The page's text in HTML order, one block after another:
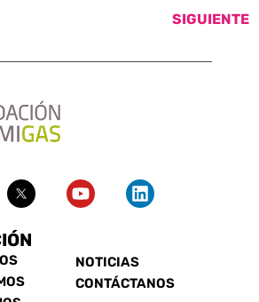
SIGUIENTE
NOTICIAS
CONTÁCTANOS